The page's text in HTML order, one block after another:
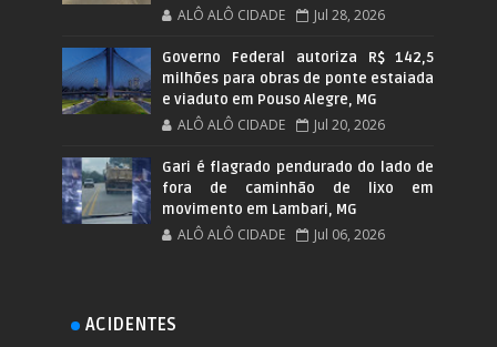
ALÔ ALÔ CIDADE Jul 28, 2026
Governo Federal autoriza R$ 142,5
milhões para obras de ponte estaiada
e viaduto em Pouso Alegre, MG
ALÔ ALÔ CIDADE Jul 20, 2026
Gari é flagrado pendurado do lado de
fora de caminhão de lixo em
movimento em Lambari, MG
ALÔ ALÔ CIDADE Jul 06, 2026
ACIDENTES